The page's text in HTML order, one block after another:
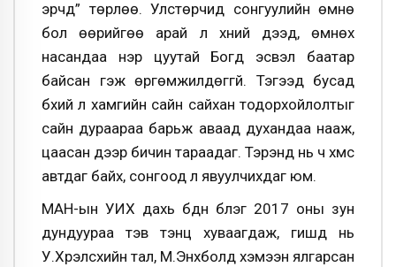
эрчүүд” төрлөө. Улстөрчид сонгуулийн өмнө
бол өөрийгөө арай л хүний дээд, өмнөх
насандаа нэр цуутай Богд эсвэл баатар
байсан гэж өргөмжилдөггүй. Тэгээд бусад
бүхий л хамгийн сайн сайхан тодорхойлолтыг
сайн дураараа барьж аваад духандаа нааж,
цаасан дээр бичин тараадаг. Тэрэнд нь ч хүмүүс
автдаг байх, сонгоод л явуулчихдаг юм.
МАН-ын УИХ дахь бүдүүн бүлэг 2017 оны зун
дундуураа тэв тэнцүү хуваагдаж, гишүүд нь
У.Хүрэлсүхийн тал, М.Энхболд хэмээн ялгарсан